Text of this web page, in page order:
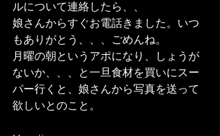
ルについて連絡したら、、
娘さんからすぐお電話きました。いつ
もありがとう、、、ごめんね。
月曜の朝というアポになり、しょうが
ないか、、、と一旦食材を買いにスー
パー行くと、娘さんから写真を送って
欲しいとのこと。